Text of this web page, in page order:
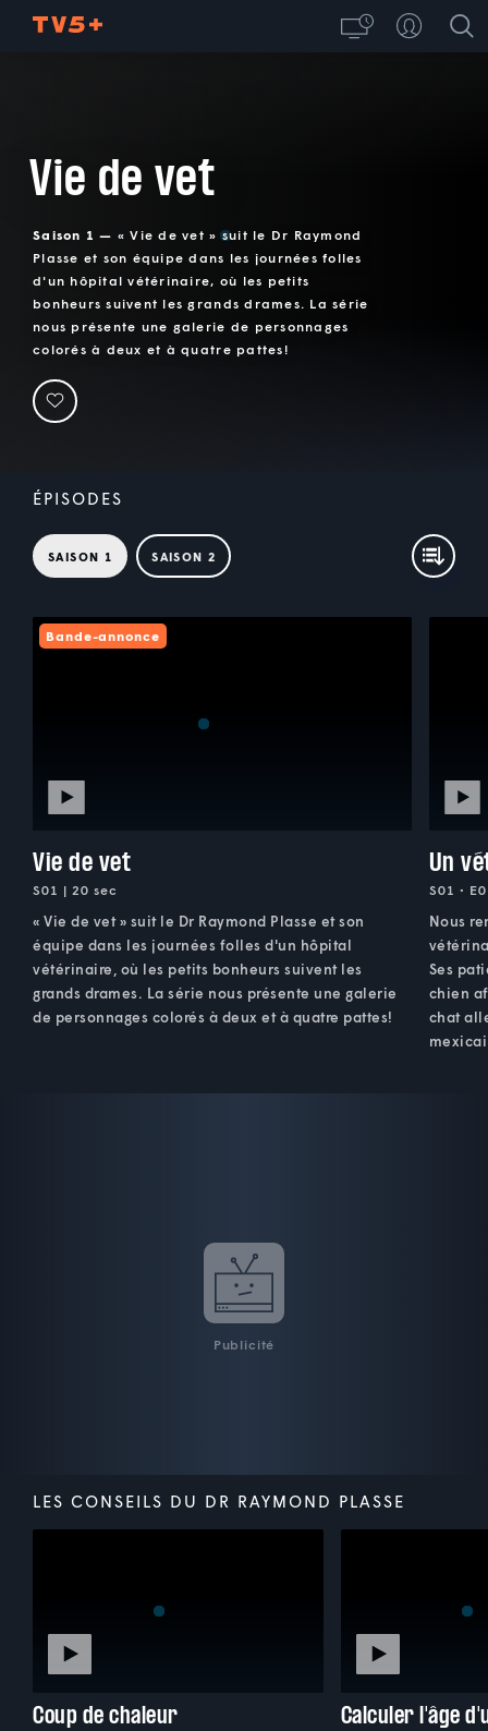
Vie de vet
Saison 1 — « Vie de vet » suit le Dr Raymond
Plasse et son équipe dans les journées folles
d'un hôpital vétérinaire, où les petits
bonheurs suivent les grands drames. La série
nous présente une galerie de personnages
colorés à deux et à quatre pattes!
ÉPISODES
SAISON 1 SAISON 2
Bande-annonce
Vie de vet
S01 | 20 sec
« Vie de vet » suit le Dr Raymond Plasse et son
équipe dans les journées folles d'un hôpital
vétérinaire, où les petits bonheurs suivent les
grands drames. La série nous présente une galerie
de personnages colorés à deux et à quatre pattes!
Un
S01 •
Nous
Ses
chien
chat
Publicité
LES CONSEILS DU DR RAYMOND PLASSE
Coup de chaleur Calculer l'âge